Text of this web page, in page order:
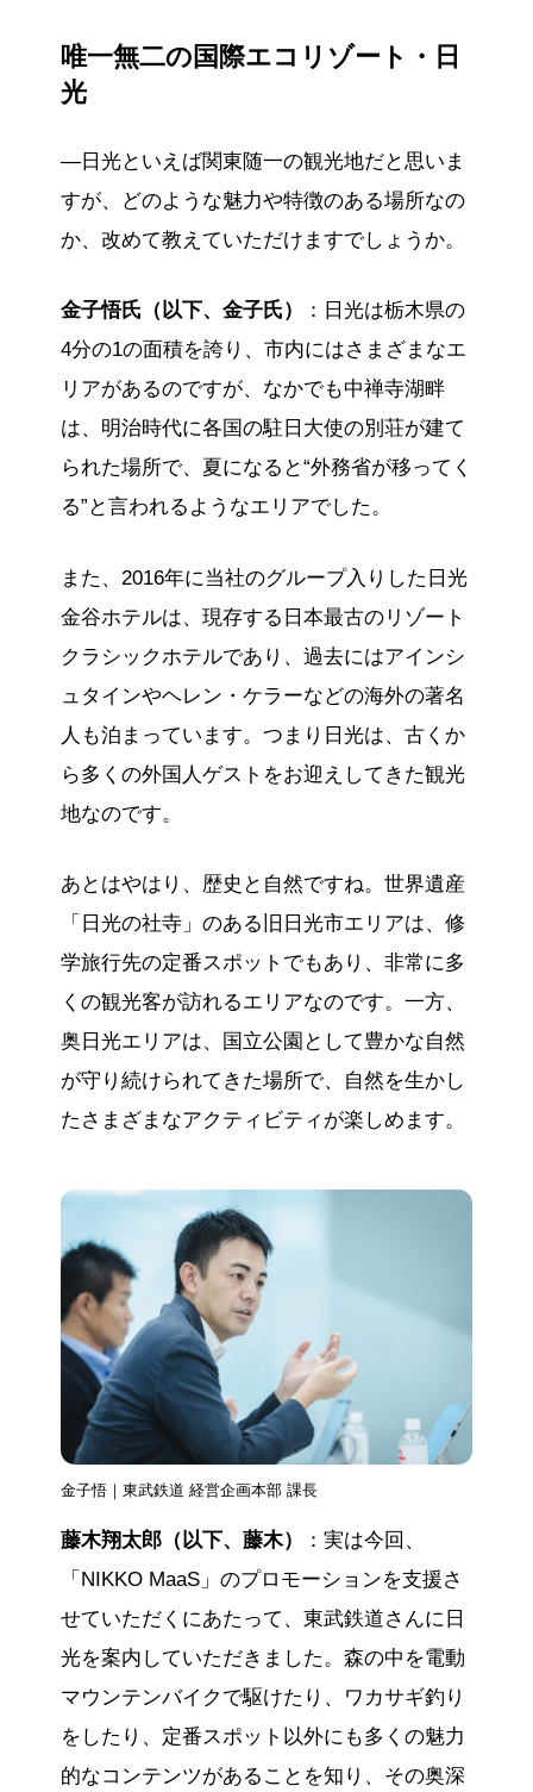
唯一無二の国際エコリゾート・日
光
—日光といえば関東随一の観光地だと思いま
すが、どのような魅力や特徴のある場所なの
か、改めて教えていただけますでしょうか。
金子悟氏（以下、金子氏）
：日光は栃木県の
4分の1の面積を誇り、市内にはさまざまなエ
リアがあるのですが、なかでも中禅寺湖畔
は、明治時代に各国の駐日大使の別荘が建て
られた場所で、夏になると“外務省が移ってく
る”と言われるようなエリアでした。
また、2016年に当社のグループ入りした日光
金谷ホテルは、現存する日本最古のリゾート
クラシックホテルであり、過去にはアインシ
ュタインやヘレン・ケラーなどの海外の著名
人も泊まっています。つまり日光は、古くか
ら多くの外国人ゲストをお迎えしてきた観光
地なのです。
あとはやはり、歴史と自然ですね。世界遺産
「日光の社寺」のある旧日光市エリアは、修
学旅行先の定番スポットでもあり、非常に多
くの観光客が訪れるエリアなのです。一方、
奥日光エリアは、国立公園として豊かな自然
が守り続けられてきた場所で、自然を生かし
たさまざまなアクティビティが楽しめます。
金子悟｜東武鉄道 経営企画本部 課長
藤木翔太郎（以下、藤木）
：実は今回、
「NIKKO MaaS」のプロモーションを支援さ
せていただくにあたって、東武鉄道さんに日
光を案内していただきました。森の中を電動
マウンテンバイクで駆けたり、ワカサギ釣り
をしたり、定番スポット以外にも多くの魅力
的なコンテンツがあることを知り、その奥深